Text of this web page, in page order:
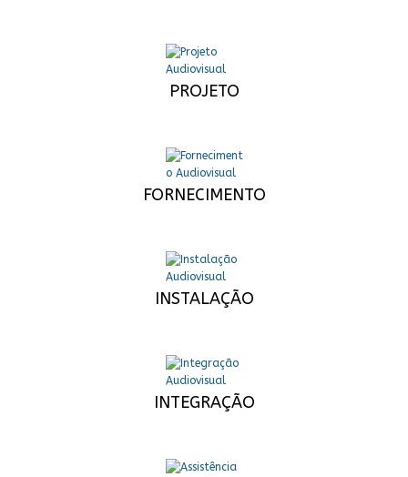
PROJETO
FORNECIMENTO
INSTALAÇÃO
INTEGRAÇÃO